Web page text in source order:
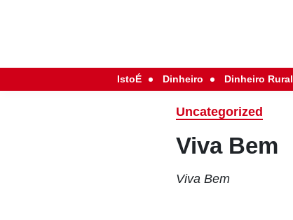
IstoÉ Dinheiro Dinheiro Rural
Uncategorized
Viva Bem
Viva Bem